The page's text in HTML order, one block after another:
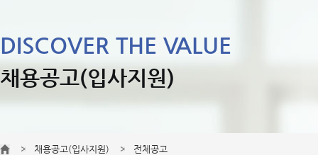
DISCOVER THE VALUE
채용공고(입사지원)
채용공고(입사지원) 전체공고